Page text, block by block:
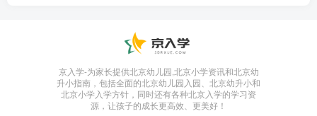
京入学-为家长提供北京幼儿园,北京小学资讯和北京幼
升小指南，包括全面的北京幼儿园入园、北京幼升小和
北京小学入学方针，同时还有各种北京入学的学习资
源，让孩子的成长更高效、更美好！